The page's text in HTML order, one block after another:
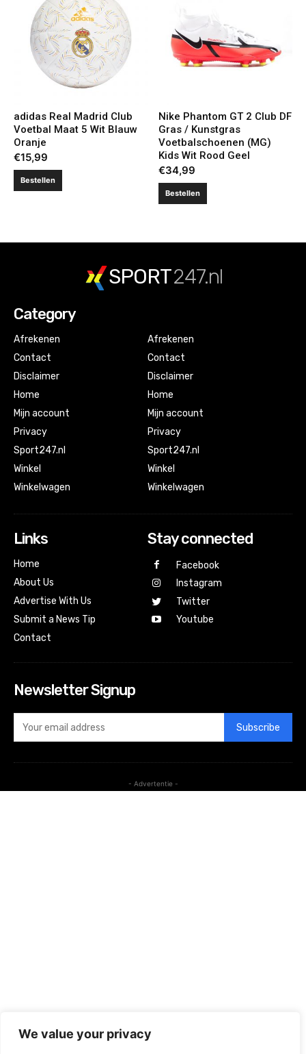
We value your privacy
adidas Real Madrid Club
Voetbal Maat 5 Wit Blauw
Oranje
€15,99
Bestellen
Nike Phantom GT 2 Club DF
Gras / Kunstgras
Voetbalschoenen (MG)
Kids Wit Rood Geel
€34,99
Bestellen
SPORT247.nl
Category
Afrekenen
Contact
Disclaimer
Home
Mijn account
Privacy
Sport247.nl
Winkel
Winkelwagen
Afrekenen
Contact
Disclaimer
Home
Mijn account
Privacy
Sport247.nl
Winkel
Winkelwagen
Links
Home
About Us
Advertise With Us
Submit a News Tip
Contact
Stay connected
Facebook
Instagram
Twitter
Youtube
Newsletter Signup
Subscribe
- Advertentie -